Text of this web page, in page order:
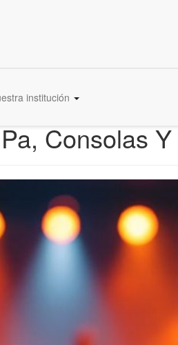
institución
Consolas